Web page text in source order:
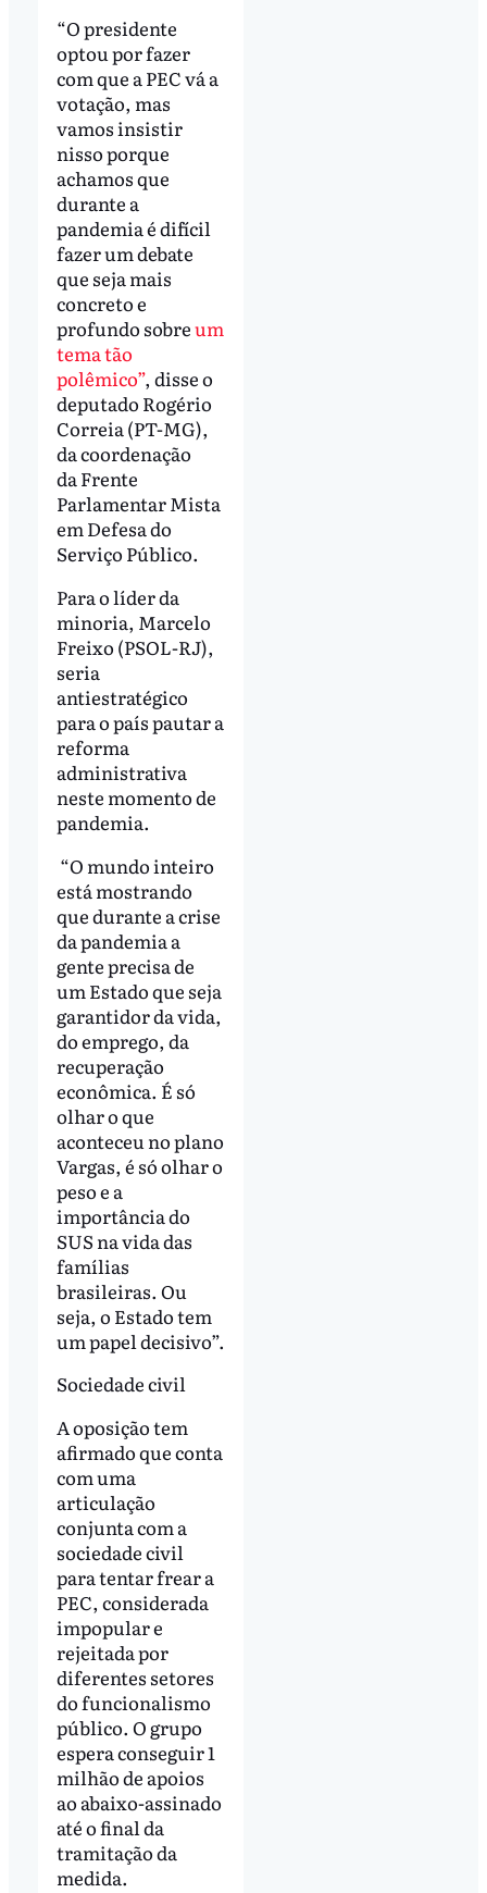
“O presidente
optou por fazer
com que a PEC vá a
votação, mas
vamos insistir
nisso porque
achamos que
durante a
pandemia é difícil
fazer um debate
que seja mais
concreto e
profundo sobreum
tema tão
polêmico”, disse o
deputado Rogério
Correia (PT-MG),
da coordenação
da Frente
Parlamentar Mista
em Defesa do
Serviço Público.
Para o líder da
minoria, Marcelo
Freixo (PSOL-RJ),
seria
antiestratégico
para o país pautar a
reforma
administrativa
neste momento de
pandemia.
“O mundo inteiro
está mostrando
que durante a crise
da pandemia a
gente precisa de
um Estado que seja
garantidor da vida,
do emprego, da
recuperação
econômica. É só
olhar o que
aconteceu no plano
Vargas, é só olhar o
peso e a
importância do
SUS na vida das
famílias
brasileiras. Ou
seja, o Estado tem
um papel decisivo”.
Sociedade civil
A oposição tem
afirmado que conta
com uma
articulação
conjunta com a
sociedade civil
para tentar frear a
PEC, considerada
impopular e
rejeitada por
diferentes setores
do funcionalismo
público. O grupo
espera conseguir 1
milhão de apoios
ao abaixo-assinado
até o final da
tramitação da
medida.